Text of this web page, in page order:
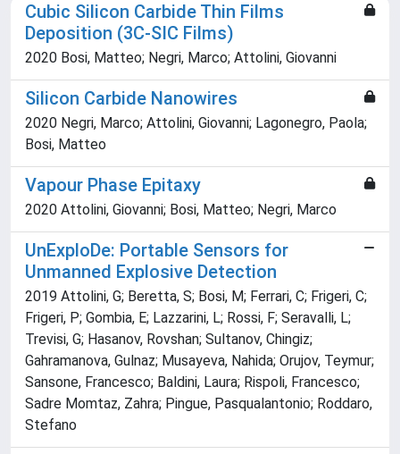
Cubic Silicon Carbide Thin Films
Deposition (3C-SIC Films)
2020 Bosi, Matteo; Negri, Marco; Attolini, Giovanni
Silicon Carbide Nanowires
2020 Negri, Marco; Attolini, Giovanni; Lagonegro, Paola;
Bosi, Matteo
Vapour Phase Epitaxy
2020 Attolini, Giovanni; Bosi, Matteo; Negri, Marco
UnExploDe: Portable Sensors for
Unmanned Explosive Detection
2019 Attolini, G; Beretta, S; Bosi, M; Ferrari, C; Frigeri, C;
Frigeri, P; Gombia, E; Lazzarini, L; Rossi, F; Seravalli, L;
Trevisi, G; Hasanov, Rovshan; Sultanov, Chingiz;
Gahramanova, Gulnaz; Musayeva, Nahida; Orujov, Teymur;
Sansone, Francesco; Baldini, Laura; Rispoli, Francesco;
Sadre Momtaz, Zahra; Pingue, Pasqualantonio; Roddaro,
Stefano